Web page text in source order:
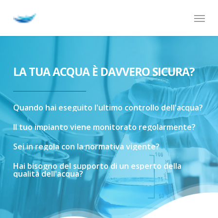
Menu
LA TUA ACQUA È DAVVERO SICURA?
Quando hai eseguito l'ultimo controllo dell'acqua?
Il tuoimpianto viene monitorato regolarmente?
Seiinregola con lanormativa vigente?
Hai bisognodel supportodi un esperto della
qualitàdell'acqua?